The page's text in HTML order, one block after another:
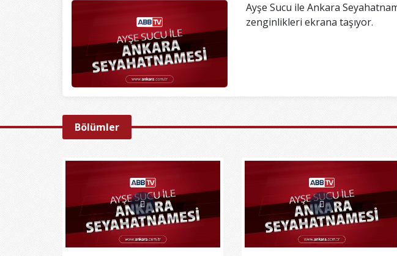
Ayşe Sucu ile Ankara
zenginlikleri ekrana taşıyor.
Bölümler